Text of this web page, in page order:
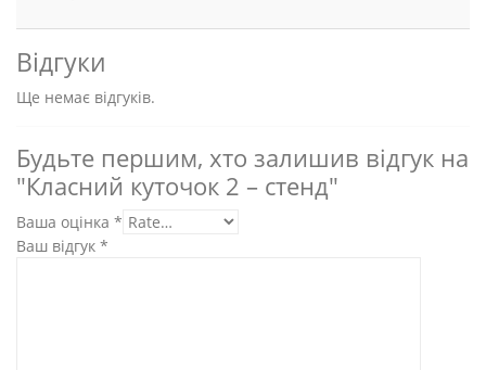
Відгуки
Ще немає відгуків.
Будьте першим, хто залишив відгук на
"Класний куточок 2 – стенд"
Ваша оцінка *
Ваш відгук *